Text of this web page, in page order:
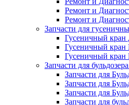
Ремонт и
Ремонт и
Запчасти для
Гусеничный
Гусеничный
Гусеничный
Запчасти для
Запчасти для
Запчасти для
Запчасти для
Запчасти для